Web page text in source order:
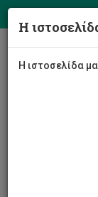
Η
Η ιστοσελίδα